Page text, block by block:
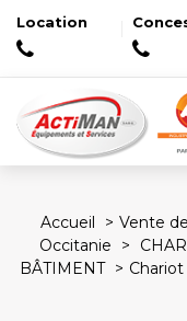
Location
Accueil
Vente
Occitanie
BÂTIMENT